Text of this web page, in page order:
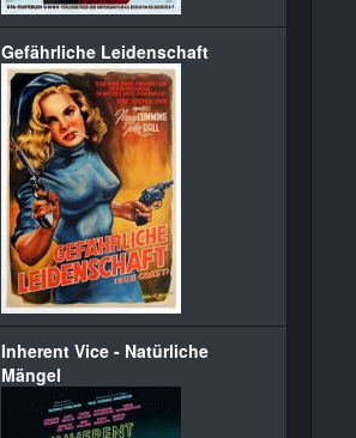
Gefährliche Leidenschaft
Inherent Vice - Natürliche
Mängel